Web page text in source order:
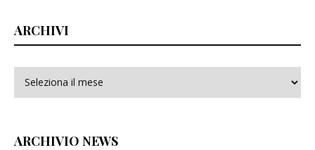
ARCHIVI
ARCHIVIO NEWS